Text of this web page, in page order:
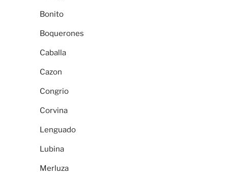
Bonito
Boquerones
Caballa
Cazon
Congrio
Corvina
Lenguado
Lubina
Merluza